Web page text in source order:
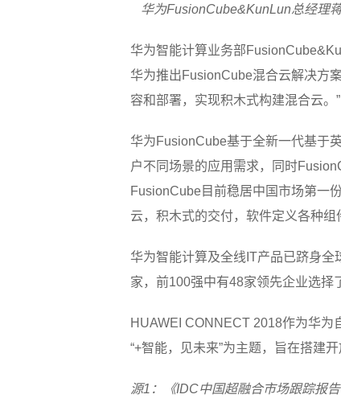
华为FusionCube&KunLun总经理
华为智能计算业务部
华为推出FusionCube混合云解决方
容和部署，实现积木式构建混合云。”
华为FusionCube基于全新一代基于
户不同场景的应用需求，同时
FusionCube目前稳居中国市场第一
云，积木式的交付，软件定义各种组
华为智能计算及全线IT产品已跻身
家，前100强中有48家领先企业选择
HUAWEI CONNECT 2018作为华为
“+智能，见未来”为主题，旨在搭建
源1：《IDC中国超融合市场跟踪报告